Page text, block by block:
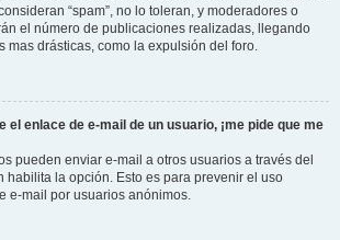
“spam”, no lo toleran, y moderadores o
el número de publicaciones realizadas, llegando
mas drásticas, como la expulsión del foro.
el enlace de e-mail de un usuario, ¡me pide que me
pueden enviar e-mail a otros usuarios a través del
habilita la opción. Esto es para prevenir el uso
e-mail por usuarios anónimos.